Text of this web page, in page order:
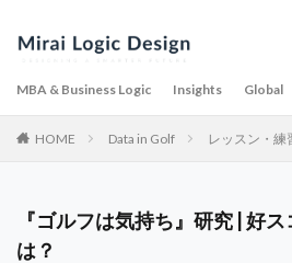
MBA & Business Logic Insights Global
HOME Data in Golf レッスン・練
『ゴルフは気持ち』研究 | 好
は？